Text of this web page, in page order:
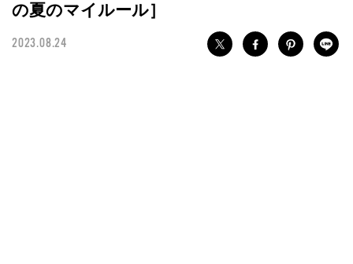
の夏のマイルール］
2023.08.24